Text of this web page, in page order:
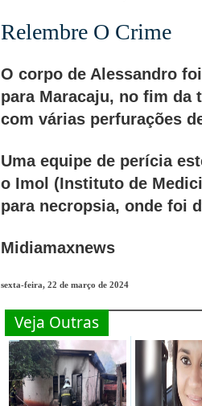
Relembre O Crime
O corpo de Alessandro
para Maracaju, no fim da
com várias perfurações
Uma equipe de perícia
o Imol (Instituto de
para necropsia, onde foi
Midiamaxnews
sexta-feira, 22 de março de 2024
Veja Outras